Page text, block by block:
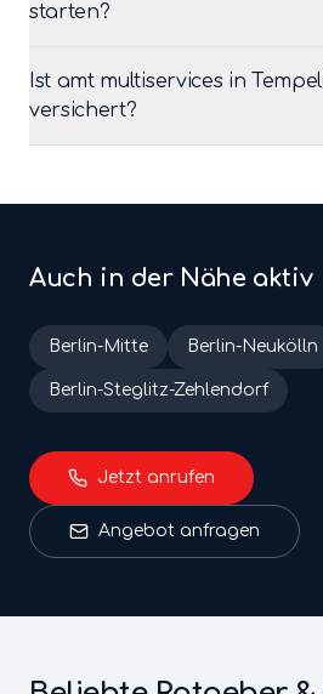
starten?
Ist amt multiservices in
versichert?
Auch in der Nähe aktiv
Berlin-Mitte Berlin-Neukölln
Berlin-Steglitz-Zehlendorf
Jetzt anrufen
Angebot anfragen